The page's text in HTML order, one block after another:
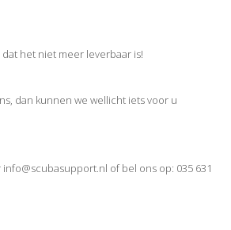
het niet meer leverbaar is!
dan kunnen we wellicht iets voor u
info@scubasupport.nl of bel ons op: 035 631